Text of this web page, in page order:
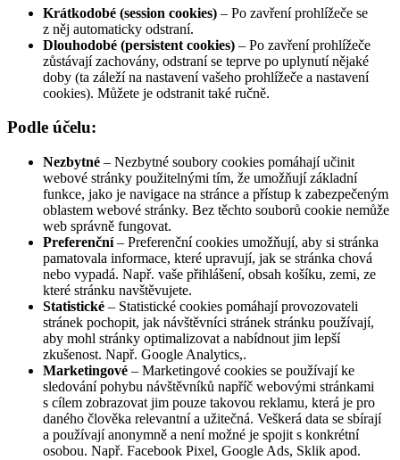
Krátkodobé (session cookies) – Po zavření prohlížeče se
z něj automaticky odstraní.
Dlouhodobé (persistent cookies) – Po zavření prohlížeče
zůstávají zachovány, odstraní se teprve po uplynutí nějaké
doby (ta záleží na nastavení vašeho prohlížeče a nastavení
cookies). Můžete je odstranit také ručně.
Podle účelu:
Nezbytné – Nezbytné soubory cookies pomáhají učinit
webové stránky použitelnými tím, že umožňují základní
funkce, jako je navigace na stránce a přístup k zabezpečeným
oblastem webové stránky. Bez těchto souborů cookie nemůže
web správně fungovat.
Preferenční– Preferenční cookies umožňují, aby si stránka
pamatovala informace, které upravují, jak se stránka chová
nebo vypadá. Např. vaše přihlášení, obsah košíku, zemi, ze
které stránku navštěvujete.
Statistické – Statistické cookies pomáhají provozovateli
stránek pochopit, jak návštěvníci stránek stránku používají,
aby mohl stránky optimalizovat a nabídnout jim lepší
zkušenost. Např. Google Analytics,.
Marketingové – Marketingové cookies se používají ke
sledování pohybu návštěvníků napříč webovými stránkami
s cílem zobrazovat jim pouze takovou reklamu, která je pro
daného člověka relevantní a užitečná. Veškerá data se sbírají
a používají anonymně a není možné je spojit s konkrétní
osobou. Např. Facebook Pixel, Google Ads, Sklik apod.